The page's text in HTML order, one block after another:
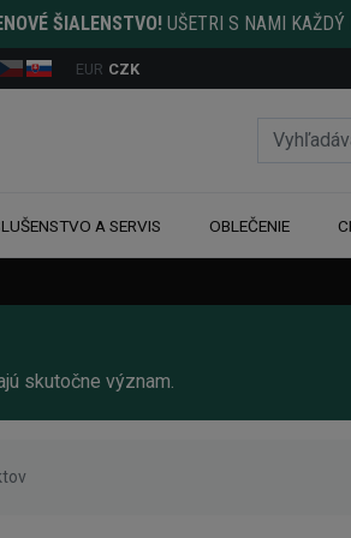
ŠIALENSTVO! UŠETRI S NAMI KAŽDÝ
EUR CZK
A SERVIS OBLEČENIE
skutočne význam.